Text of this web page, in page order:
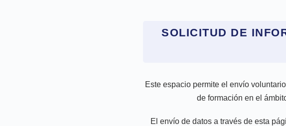
SOLICITUD DE
Este espacio permite el envío
de formación en el
El envío de datos a través de esta